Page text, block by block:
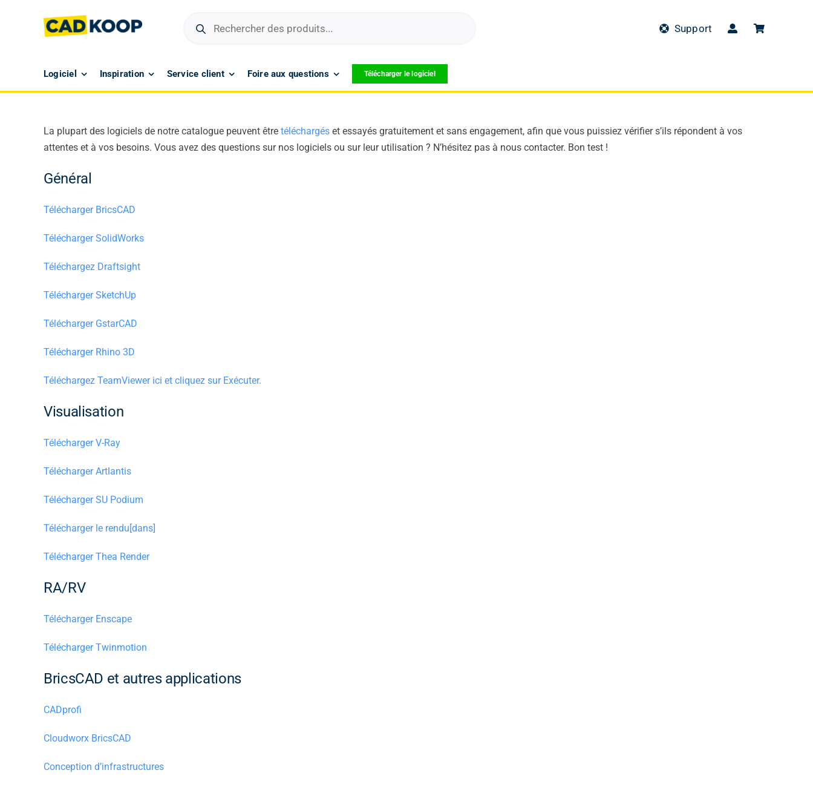
produits
Support
Logiciel Inspiration Service client Foire aux questions Télécharger le logiciel
La plupart des logiciels de notre catalogue peuvent être téléchargéset essayés gratuitement et sans engagement, afin que vous puissiez vérifier s’ils répondent à vos
attentes et à vos besoins. Vous avez des questions sur nos logiciels ou sur leur utilisation ? N’hésitez pas à nous contacter. Bon test !
Général
Télécharger BricsCAD
Télécharger SolidWorks
Téléchargez Draftsight
Télécharger SketchUp
Télécharger GstarCAD
Télécharger Rhino 3D
Téléchargez TeamViewer ici et cliquez sur Exécuter.
Visualisation
Télécharger V-Ray
Télécharger Artlantis
Télécharger SU Podium
Télécharger le rendu[dans]
Télécharger Thea Render
RA/RV
Télécharger Enscape
Télécharger Twinmotion
BricsCAD et autres applications
CADprofi
Cloudworx BricsCAD
Conception d’infrastructures